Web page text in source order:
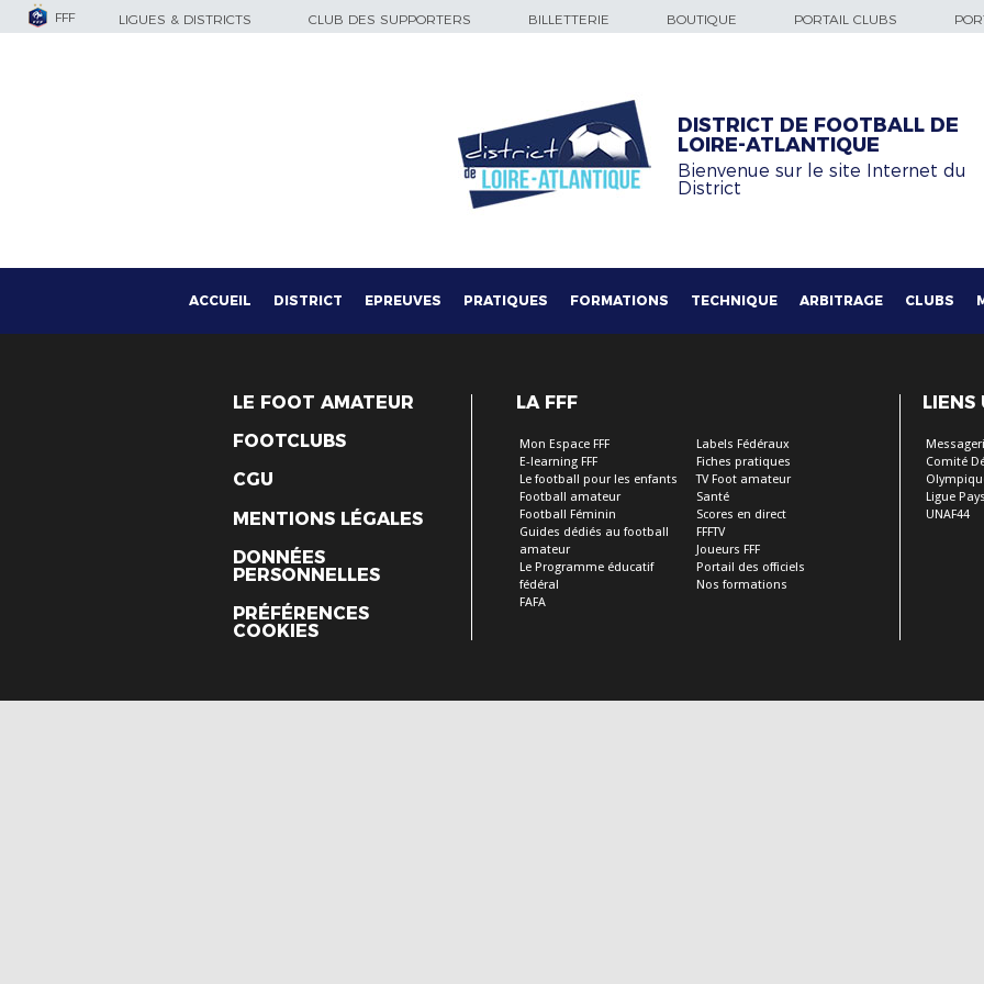
FFF LIGUES & DISTRICTS CLUB DES SUPPORTERS BILLETTERIE BOUTIQUE PORTAIL CLUBS
DISTRICT DE FOOTBALL DE
LOIRE-ATLANTIQUE
Bienvenue sur le site Internet du
District
ACCUEIL DISTRICT EPREUVES PRATIQUES FORMATIONS TECHNIQUE ARBITRAGE CLUBS
LE FOOT AMATEUR
FOOTCLUBS
CGU
MENTIONS LÉGALES
DONNÉES
PERSONNELLES
PRÉFÉRENCES
COOKIES
LA FFF
Mon Espace FFF
E-learning FFF
Le football pour les enfants
Football amateur
Football Féminin
Guides dédiés au football
amateur
Le Programme éducatif
fédéral
FAFA
Labels Fédéraux
Fiches pratiques
TV Foot amateur
Santé
Scores en direct
FFFTV
Joueurs FFF
Portail des officiels
Nos formations
LIENS
Comité
Ligue
UNAF44